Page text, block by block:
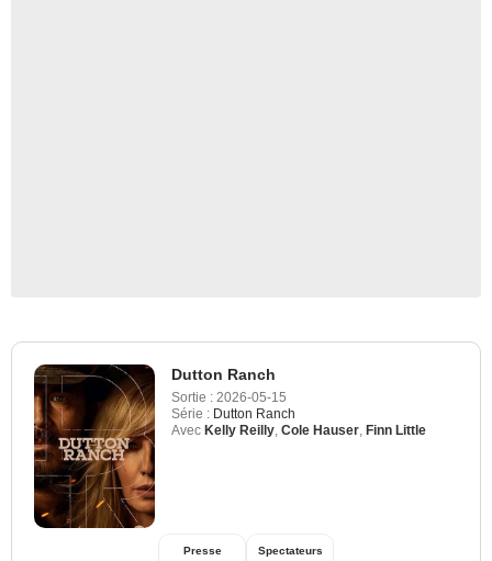
Dutton Ranch
Sortie : 2026-05-15
Série : Dutton Ranch
Avec Kelly Reilly Cole Hauser Finn Little
Presse Spectateurs